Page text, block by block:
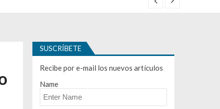
SUSCRÍBETE
Recibe por e-mail los nuevos artículos
Name